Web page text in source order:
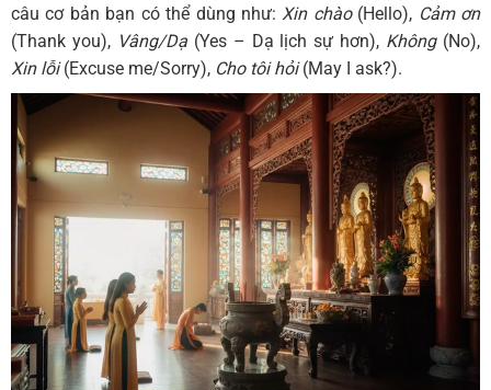
câu cơ bản bạn có thể dùng như:Xin chào(Hello), Cảm ơn
(Thank you), Vâng/Dạ(Yes – Dạ lịch sự hơn), Không(No),
Xin lỗi(Excuse me/Sorry), Cho tôi hỏi(May I ask?).